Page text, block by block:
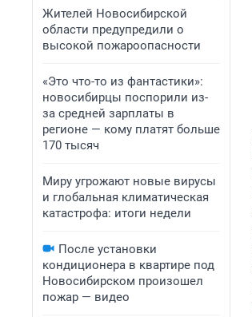
Жителей Новосибирской
области предупредили о
высокой пожароопасности
«Это что-то из фантастики»:
новосибирцы поспорили из-
за средней зарплаты в
регионе — кому платят больше
170 тысяч
Миру угрожают новые вирусы
и глобальная климатическая
катастрофа: итоги недели
После установки
кондиционера в квартире под
Новосибирском произошел
пожар — видео